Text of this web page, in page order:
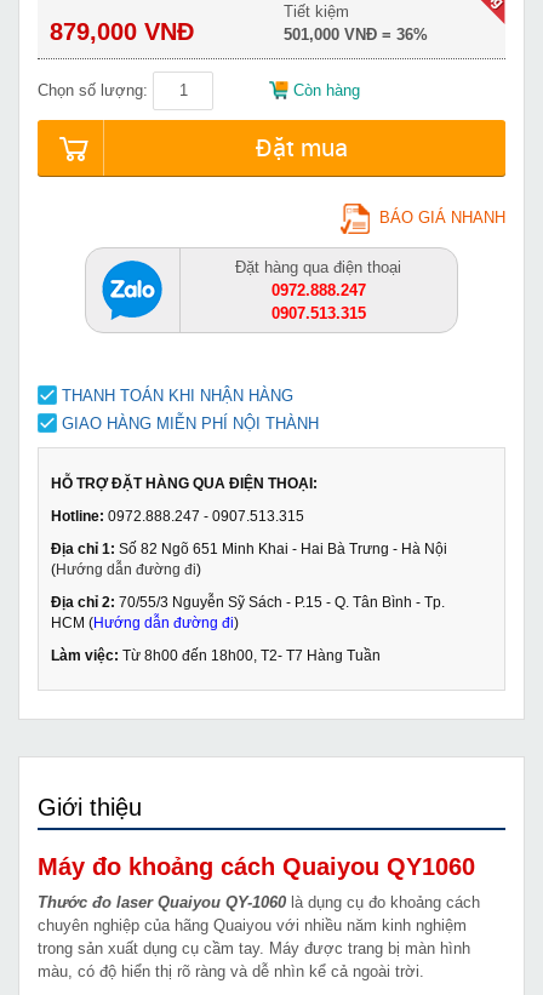
879,000 VNĐ
Tiết kiệm
501,000 VNĐ = 36%
Chọn số lượng: Còn hàng
Đặt mua
BÁO GIÁ NHANH
Đặt hàng qua điện thoại
0972.888.247
0907.513.315
THANH TOÁN KHI NHẬN HÀNG
GIAO HÀNG MIỄN PHÍ NỘI THÀNH
HỖ TRỢ ĐẶT HÀNG QUA ĐIỆN THOẠI:
Hotline: 0972.888.247 - 0907.513.315
Địa chỉ 1: Số 82 Ngõ 651 Minh Khai - Hai Bà Trưng - Hà Nội
(Hướng dẫn đường đi)
Địa chỉ 2: 70/55/3 Nguyễn Sỹ Sách - P.15 - Q. Tân Bình - Tp.
HCM (Hướng dẫn đường đi)
Làm việc: Từ 8h00 đến 18h00, T2- T7 Hàng Tuần
Giới thiệu
Máy đo khoảng cách Quaiyou QY1060
Thước đo laser Quaiyou QY-1060 là dụng cụ đo khoảng cách
chuyên nghiệp của hãng Quaiyou với nhiều năm kinh nghiệm
trong sản xuất dụng cụ cầm tay. Máy được trang bị màn hình
màu, có độ hiển thị rõ ràng và dễ nhìn kể cả ngoài trời.